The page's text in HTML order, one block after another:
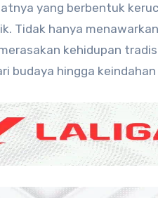
yang berbentuk
Tidak hanya
kehidupan
budaya hingga